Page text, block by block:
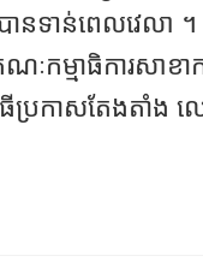
បានទាន់ពេលវេល
ៈកម្មាធិការសាខ
ពិធីប្រកាសតែងតាំ